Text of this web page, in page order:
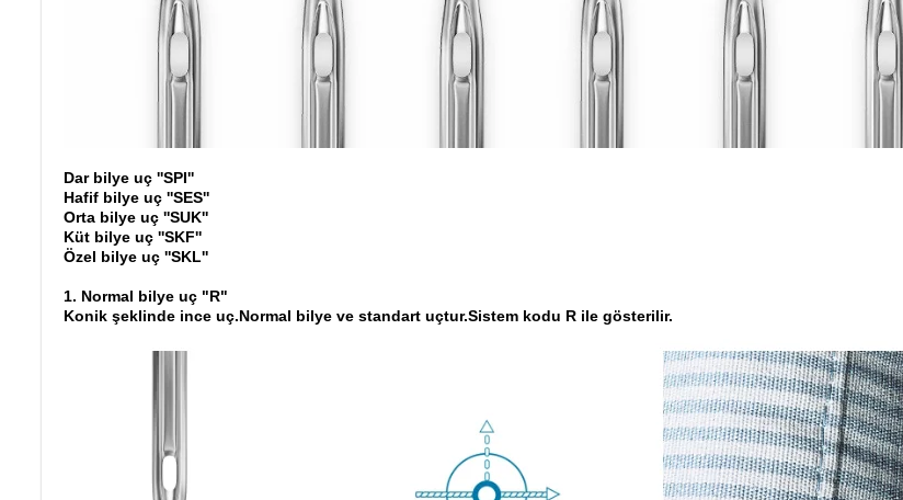
Dar bilye uç ''SPI''
Hafif bilye uç ''SES''
Orta bilye uç ''SUK''
Küt bilye uç ''SKF''
Özel bilye uç ''SKL''
1. Normal bilye uç "R"
Konik şeklinde ince uç.Normal bilye ve standart uçtur.Sistem kodu R ile gösterilir.